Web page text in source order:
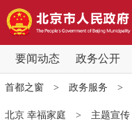
要闻动态 政务公开
要闻动态
党中央精神
首都之窗> 政务服务 >
北京 幸福家庭 > 主题宣传